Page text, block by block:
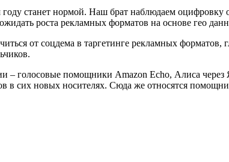
станет нормой. Наш брат наблюдаем оцифровку
роста рекламных форматов на основе гео
от соцдема в таргетинге рекламных форматов,
голосовые помощники Amazon Echo, Алиса через
сих новых носителях. Сюда же относятся